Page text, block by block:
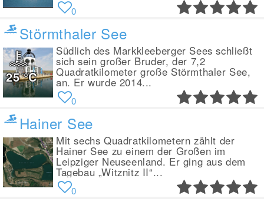
0
Störmthaler See
Südlich des Markkleeberger Sees schließt
sich sein großer Bruder, der 7,2
Quadratkilometer große Störmthaler See,
an. Er wurde 2014...
25°C
0
Hainer See
Mit sechs Quadratkilometern zählt der
Hainer See zu einem der Großen im
Leipziger Neuseenland. Er ging aus dem
Tagebau „Witznitz II“...
0